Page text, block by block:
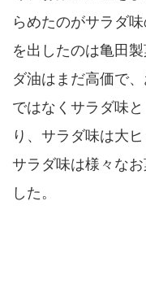
らめたのがサラダ
を出したのは亀田
ダ油はまだ高価で
ではなくサラダ味
り、サラダ味は大
サラダ味は様々な
した。